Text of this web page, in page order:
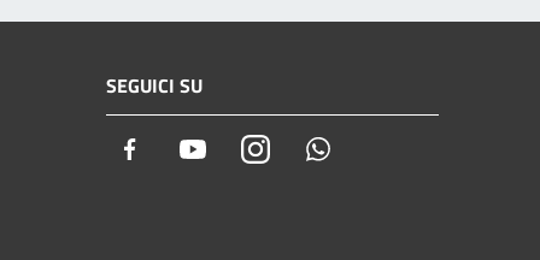
SEGUICI SU
Facebook YoutubeInstagram